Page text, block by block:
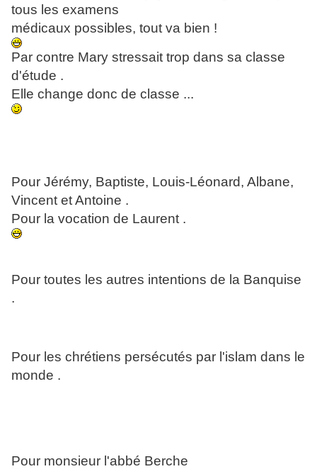
tous les examens
médicaux possibles, tout va bien !
Par contre Mary stressait trop dans sa classe
d'étude .
Elle change donc de classe ...
Pour Jérémy, Baptiste, Louis-Léonard, Albane,
Vincent et Antoine .
Pour la vocation de Laurent .
Pour toutes les autres intentions de la Banquise
.
Pour les chrétiens persécutés par l'islam dans le
monde .
Pour monsieur l'abbé Berche